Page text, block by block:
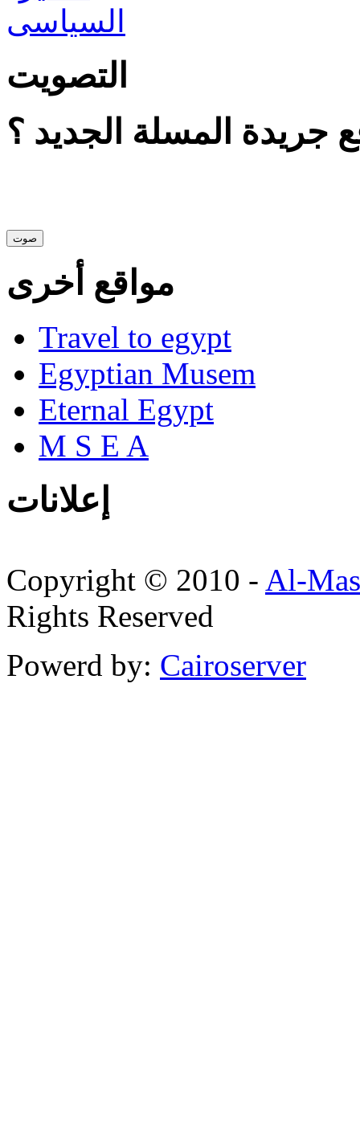
التصويت
جريدة المسلة الجديد ؟
مواقع أخرى
Travel to egypt
Egyptian Musem
Eternal Egypt
M S E A
إعلانات
Copyright © 2010 - Al-
Rights Reserved
Powerd by: Cairoserver